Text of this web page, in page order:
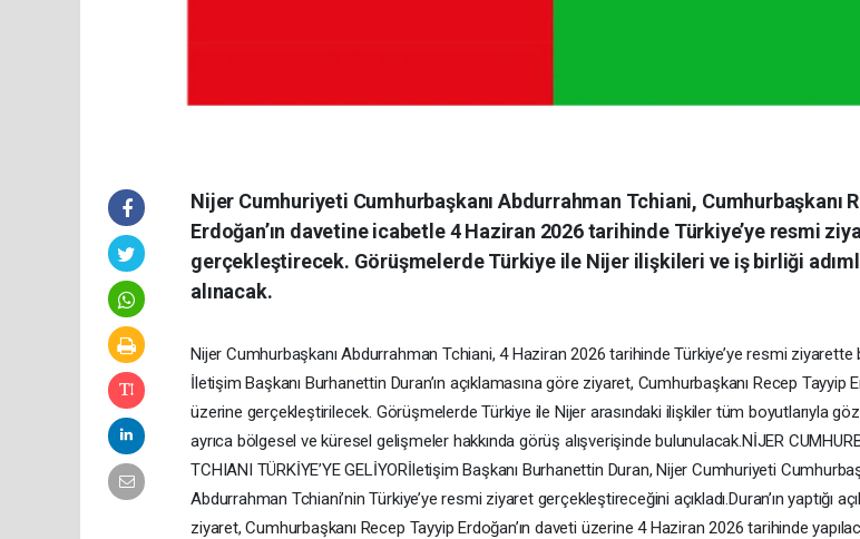
Nijer Cumhuriyeti Cumhurbaşkanı Abdurrahman Tchiani, Cumhurbaşkanı
Erdoğan’ın davetine icabetle 4 Haziran 2026 tarihinde Türkiye’ye resmi
gerçekleştirecek. Görüşmelerde Türkiye ile Nijer ilişkileri ve iş birliği
alınacak.
Nijer Cumhurbaşkanı Abdurrahman Tchiani, 4 Haziran 2026 tarihinde Türkiye’ye resmi ziyarette
İletişim Başkanı Burhanettin Duran’ın açıklamasına göre ziyaret, Cumhurbaşkanı Recep Tayyip
üzerine gerçekleştirilecek. Görüşmelerde Türkiye ile Nijer arasındaki ilişkiler tüm boyutlarıyla
ayrıca bölgesel ve küresel gelişmeler hakkında görüş alışverişinde bulunulacak.NİJER
TCHIANI TÜRKİYE’YE GELİYORİletişim Başkanı Burhanettin Duran, Nijer Cumhuriyeti
Abdurrahman Tchiani’nin Türkiye’ye resmi ziyaret gerçekleştireceğini açıkladı.Duran’ın yaptığı
ziyaret, Cumhurbaşkanı Recep Tayyip Erdoğan’ın daveti üzerine 4 Haziran 2026 tarihinde